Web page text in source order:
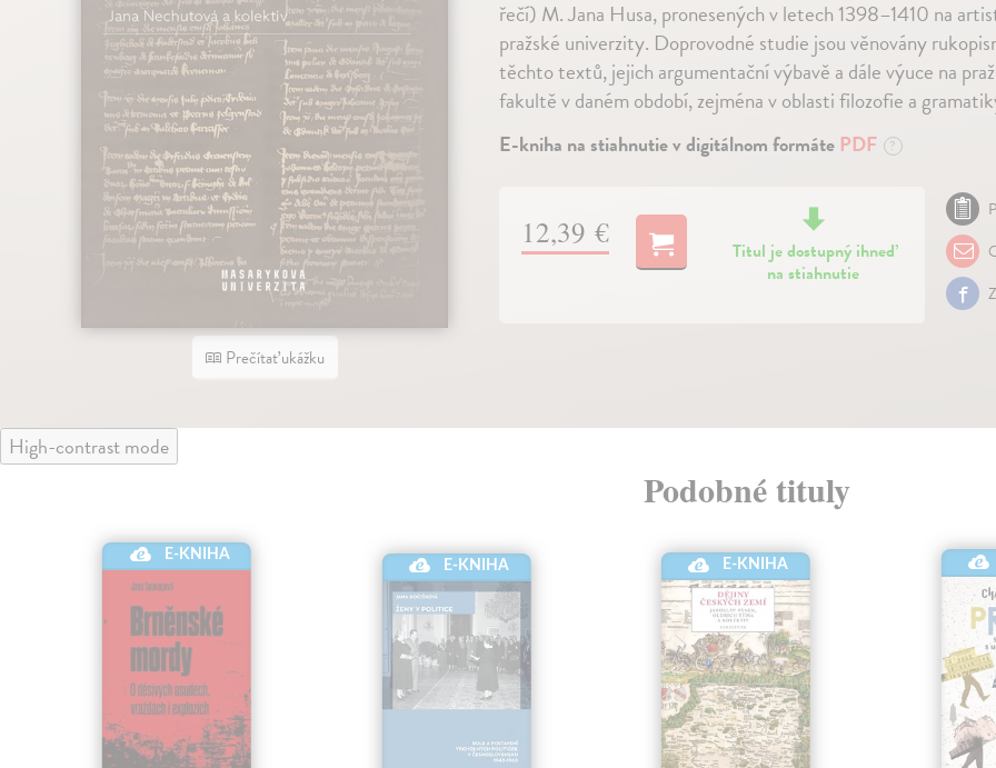
Prečítať ukážku
řečí) M. Jana Husa, pronesených v letech 1398–1410 na
pražské univerzity. Doprovodné studie jsou věnovány
těchto textů, jejich argumentační výbavě a dále výuce na
fakultě v daném období, zejména v oblasti filozofie a
E-kniha na stiahnutie v digitálnom formáte PDF ?
12,39 €
Titul je dostupný ihneď
na stiahnutie
High-contrast mode
Podobné tituly
E-KNIHA
E-KNIHA E-KNIHA